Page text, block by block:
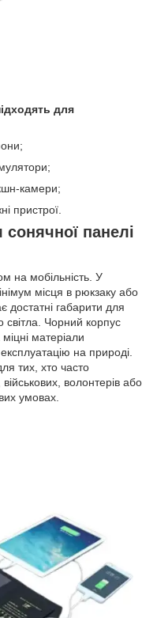
для
камери;
пристрої.
панелі
на мобільність. У
місця в рюкзаку або
достатні габарити для
світла. Чорний корпус
матеріали
на природі.
тих, хто часто
волонтерів або
умовах.